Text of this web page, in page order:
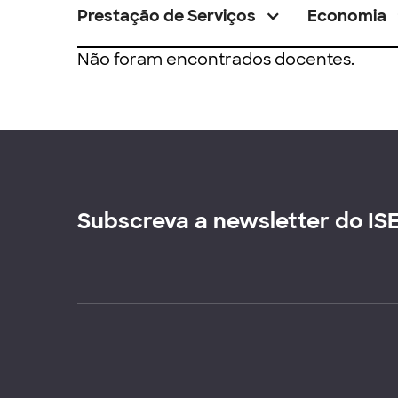
Prestação de Serviços Economia
Não foram encontrados docentes.
Subscreva a newsletter do